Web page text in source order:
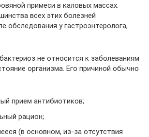
примеси в каловых массах.
всех этих болезней
обследования у гастроэнтеролога,
не относится к заболеваниям
организма. Его причиной обычно
прием антибиотиков;
рацион;
(в основном, из-за отсутствия